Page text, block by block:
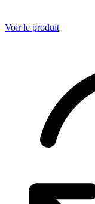
Voir le produit